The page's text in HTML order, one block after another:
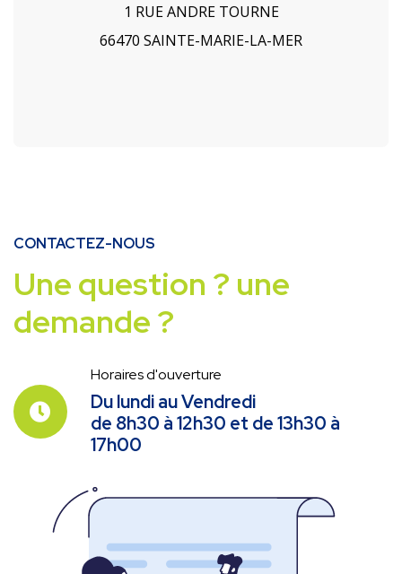
1 RUE ANDRE TOURNE
66470 SAINTE-MARIE-LA-MER
CONTACTEZ-NOUS
Une question ? une
demande ?
Horaires d'ouverture
Du lundi au Vendredi
de 8h30 à 12h30 et de 13h30 à
17h00